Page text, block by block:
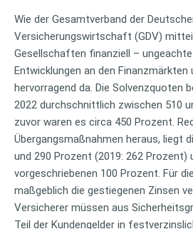
Wie der Gesamtverband der
Versicherungswirtschaft (GDV)
Gesellschaften finanziell –
Entwicklungen an den
hervorragend da. Die Solvenzquoten
2022 durchschnittlich zwischen 510
zuvor waren es circa 450 Prozent.
Übergangsmaßnahmen heraus, liegt
und 290 Prozent (2019: 262 Prozent)
vorgeschriebenen 100 Prozent. Für
maßgeblich die gestiegenen Zinsen
Versicherer müssen aus
Teil der Kundengelder in